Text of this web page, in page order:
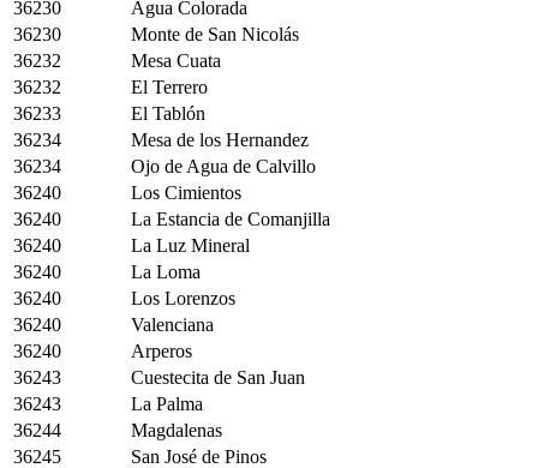
36230
Agua Colorada
36230
Monte de San Nicolás
36232
Mesa Cuata
36232
El Terrero
36233
El Tablón
36234
Mesa de los Hernandez
36234
Ojo de Agua de Calvillo
36240
Los Cimientos
36240
La Estancia de Comanjilla
36240
La Luz Mineral
36240
La Loma
36240
Los Lorenzos
36240
Valenciana
36240
Arperos
36243
Cuestecita de San Juan
36243
La Palma
36244
Magdalenas
36245
San José de Pinos